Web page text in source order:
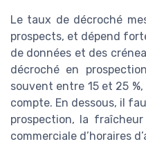
Le taux de décroché
prospects, et dépend
de données et des
décroché en
souvent entre 15 et 25
compte. En dessous, il
prospection, la
commerciale d’horaires